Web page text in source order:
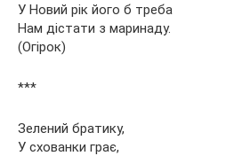
У Новий рік його б треба
Нам дістати з маринаду.
(Огірок)
***
Зелений братику,
У схованки грає,